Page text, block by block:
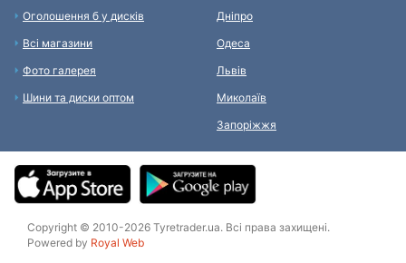
Оголошення б у дисків
Всі магазини
Фото галерея
Шини та диски оптом
Дніпро
Одеса
Львів
Миколаїв
Запоріжжя
Copyright © 2010-2026 Tyretrader.ua. Всі права захищені.
Powered by Royal Web